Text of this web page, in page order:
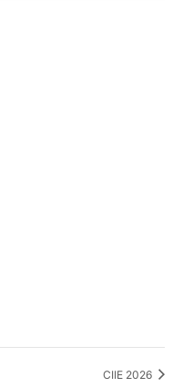
CIIE 2026